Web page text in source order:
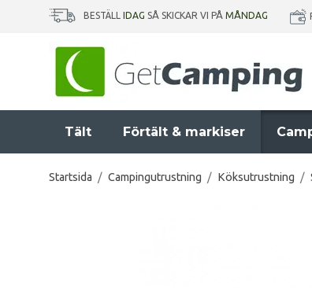
BESTÄLL IDAG SÅ SKICKAR VI PÅ MÅNDAG
Tält Förtält & markiser
Startsida / Campingutrustning / Köksutrustning /